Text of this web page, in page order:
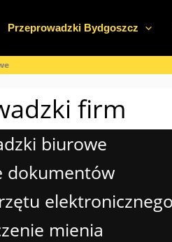
Przeprowadzki Bydgoszcz
firm
biurowe
dokumentów
elektronicznego
mienia